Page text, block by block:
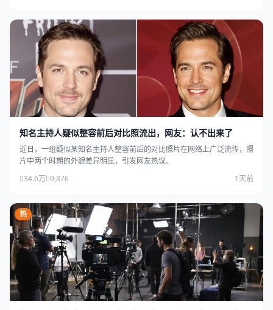
知名主持人疑似整容前后对比照流出，网友：认不出来了
近日，一组疑似某知名主持人整容前后的对比照片在网络上广泛流传，照
片中两个时期的外貌差异明显，引发网友热议。
34.6万 9,876 1天前
热